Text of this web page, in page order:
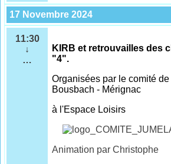
17 Novembre 2024
11:30
↓
…
KIRB et retrouvailles des
"4".
Organisées par le comité
Bousbach - Mérignac
à l'Espace Loisirs
Animation par Christophe